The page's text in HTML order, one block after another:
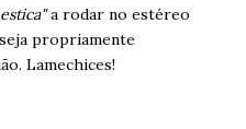
a rodar no estéreo
propriamente
Lamechices!